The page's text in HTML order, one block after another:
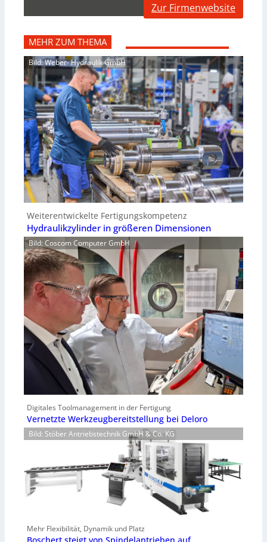
Zur Firmenwebsite
MEHR ZUM THEMA
Bild: Weber- Hydraulik GmbH
Weiterentwickelte Fertigungskompetenz
Hydraulikzylinder in größeren Dimensionen
Bild: Coscom Computer GmbH
Digitales Toolmanagement in der Fertigung
Vernetzte Werkzeugbereitstellung bei Deloro
Bild: Stöber Antriebstechnik GmbH & Co. KG
Mehr Flexibilität, Dynamik und Platz
Boschert steigt von Spindelantrieben auf